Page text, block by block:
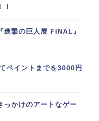
！
進撃の巨人展 FINAL』
ペイントまでを3000円
っかけのアートなゲー